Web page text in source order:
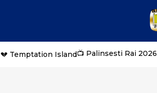
💔 Temptation Island📺 Palinsesti Rai 2026